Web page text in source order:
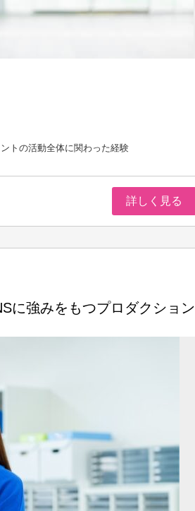
トの活動全体に関わった経験
詳しく見る
強みをもつプロダクション